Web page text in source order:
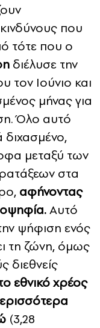
που
τότε που ο
διέλυσε την
τον Ιούνιο και
μήνας για
Όλο αυτό
μεταξύ των
στα
αφήνοντας
Αυτό
ψήφιση ενός
τη ζώνη, όμως
διεθνείς
εθνικό χρέος
(3,28